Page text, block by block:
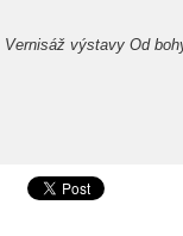
Vernisáž výstavy Od